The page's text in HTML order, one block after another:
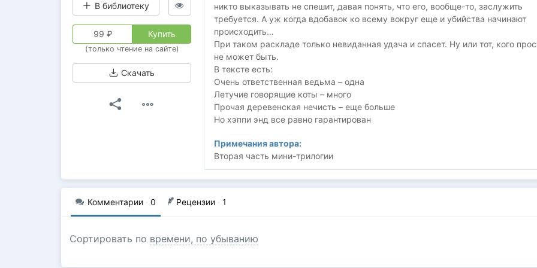
В библиотеку
99 ₽ Купить
(только чтение на сайте)
Скачать
никто выказывать не спешит, давая понять, что его, вообще-то, заслужить
требуется. А уж когда вдобавок ко всему вокруг еще и убийства начинают
происходить…
При таком раскладе только невиданная удача и спасет. Ну или тот, кого
не может быть.
В тексте есть:
Очень ответственная ведьма – одна
Летучие говорящие коты – много
Прочая деревенская нечисть – еще больше
Но хэппи энд все равно гарантирован
Примечания автора:
Вторая часть мини-трилогии
Комментарии · 0 Рецензии · 1
Сортировать по времени, по убыванию